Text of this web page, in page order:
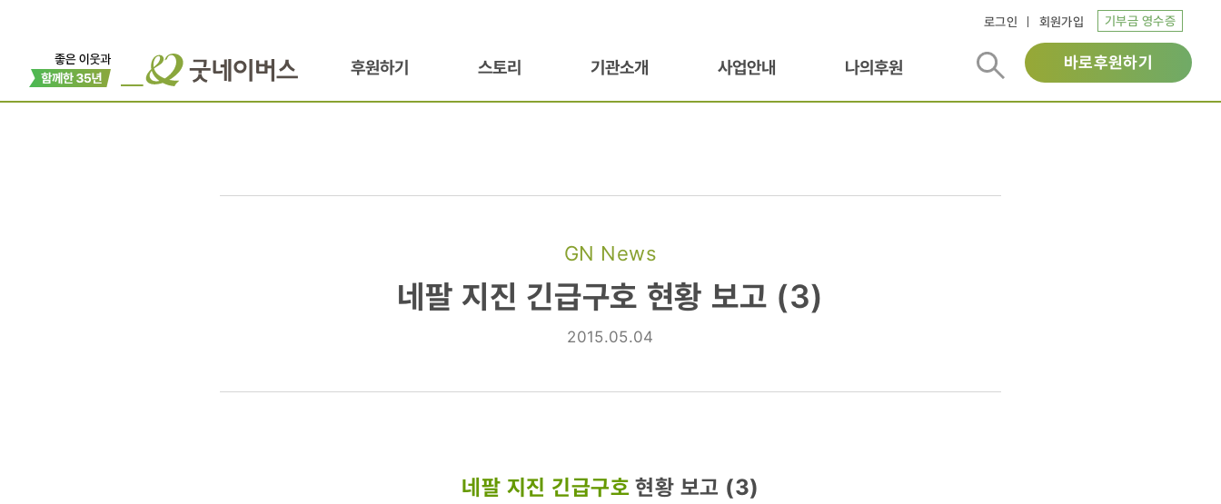
로그인 회원가입 기부금 영수증
후원하기 스토리 기관소개 사업안내 나의후원 바로후원하기
GN News
긴급구호
네팔 지진 긴급구호 현황 보고 (3)
2015.05.04
네팔 지진 긴급구호 현황 보고 (3)